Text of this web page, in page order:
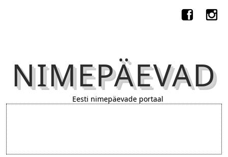
NIMEPÄEVAD
Eesti nimepäevade portaal